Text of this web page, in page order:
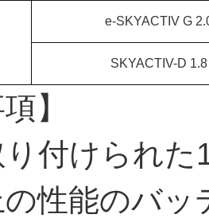
e-SKYACTIV G
SKYACTIV-D 1.8
】
付けられ
の性能のバ